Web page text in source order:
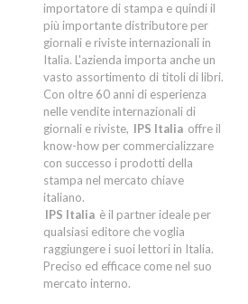
importatore di stampa e quindi il
più importante distributore per
giornali e riviste internazionali in
Italia. L'azienda importa anche un
vasto assortimento di titoli di libri.
Con oltre 60 anni di esperienza
nelle vendite internazionali di
giornali e riviste, IPS Italia offre il
know-how per commercializzare
con successo i prodotti della
stampa nel mercato chiave
italiano.
IPS Italia è il partner ideale per
qualsiasi editore che voglia
raggiungere i suoi lettori in Italia.
Preciso ed efficace come nel suo
mercato interno.